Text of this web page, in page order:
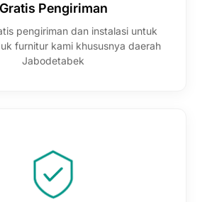
Gratis Pengiriman
pengiriman dan instalasi untuk
furnitur kami khususnya daerah
Jabodetabek